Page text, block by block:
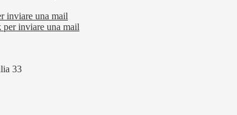
inviare una mail
inviare una mail
33